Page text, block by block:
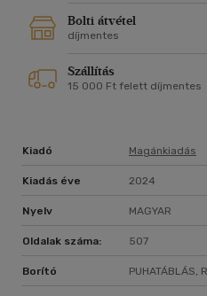
Bolti átvétel
díjmentes
Szállítás
15 000 Ft felett díjmentes
Kiadó Magánkiadás
Kiadás éve 2024
Nyelv MAGYAR
Oldalak száma: 507
Borító PUHATÁBLÁS,